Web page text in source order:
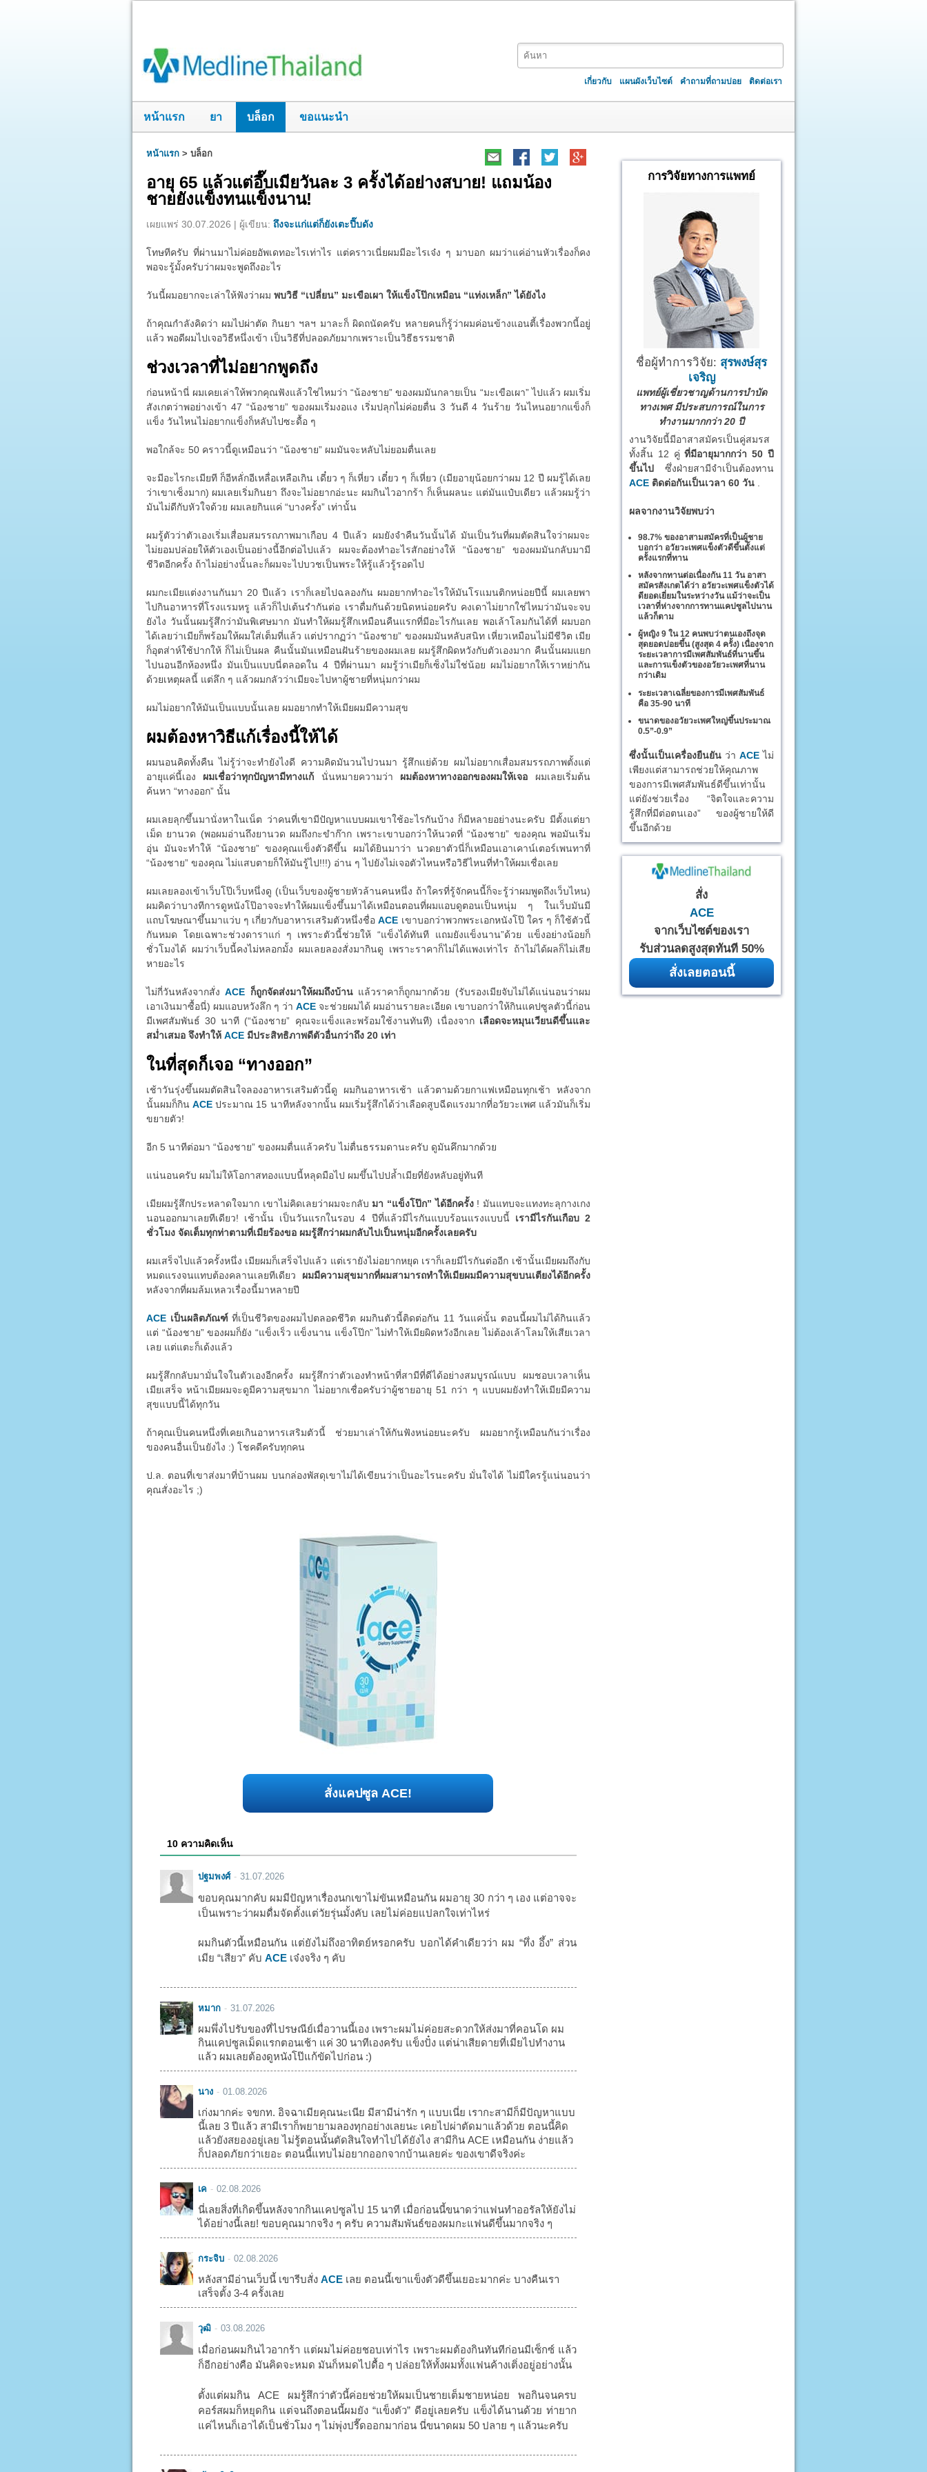
เกี่ยวกับ แผนผังเว็บไซต์ คำถามที่ถามบ่อย ติดต่อเรา
หน้าแรก ยา บล็อก ขอแนะนำ
หน้าแรก > บล็อก
อายุ 65 แล้วแต่อึ๊บเมียวันละ 3 ครั้งได้อย่างสบาย! แถมน้อง
ชายยังแข็งทนแข็งนาน!
เผยแพร่ 30.07.2026 | ผู้เขียน: ถึงจะแก่แต่ก็ยังเตะปี๊บดัง
โทษทีครับ ที่ผ่านมาไม่ค่อยอัพเดทอะไรเท่าไร แต่คราวเนี่ยผมมีอะไรเจ๋ง ๆ มาบอก ผมว่าแค่อ่านหัวเรื่องก็คง
พอจะรู้มั้งครับว่าผมจะพูดถึงอะไร
วันนี้ผมอยากจะเล่าให้ฟังว่าผม พบวิธี “เปลี่ยน” มะเขือเผา ให้แข็งโป๊กเหมือน “แท่งเหล็ก” ได้ยังไง
ถ้าคุณกำลังคิดว่า ผมไปผ่าตัด กินยา ฯลฯ มาละก็ ผิดถนัดครับ หลายคนก็รู้ว่าผมค่อนข้างแอนตี้เรื่องพวกนี้อยู่
แล้ว พอดีผมไปเจอวิธีหนึ่งเข้า เป็นวิธีที่ปลอดภัยมากเพราะเป็นวิธีธรรมชาติ
ช่วงเวลาที่ไม่อยากพูดถึง
ก่อนหน้านี่ ผมเคยเล่าให้พวกคุณฟังแล้วใช่ไหมว่า “น้องชาย” ของผมมันกลายเป็น “มะเขือเผา” ไปแล้ว ผมเริ่ม
สังเกตว่าพอย่างเข้า 47 “น้องชาย” ของผมเริ่มงอแง เริ่มปลุกไม่ค่อยตื่น 3 วันดี 4 วันร้าย วันไหนอยากแข็งก็
แข็ง วันไหนไม่อยากแข็งก็หลับไปซะดื้อ ๆ
พอใกล้จะ 50 คราวนี้ดูเหมือนว่า “น้องชาย” ผมมันจะหลับไม่ยอมตื่นเลย
จะมีอะไรกะเมียที ก็อีหลั่กอีเหลื่อเหลือเกิน เดี๋ยว ๆ ก็เหี่ยว เดี๋ยว ๆ ก็เหี่ยว (เมียอายุน้อยกว่าผม 12 ปี ผมรู้ได้เลย
ว่าเขาเซ็งมาก) ผมเลยเริ่มกินยา ถึงจะไม่อยากอ่ะนะ ผมกินไวอากร้า ก็เห็นผลนะ แต่มันแป๋บเดียว แล้วผมรู้ว่า
มันไม่ดีกับหัวใจด้วย ผมเลยกินแค่ “บางครั้ง” เท่านั้น
ผมรู้ตัวว่าตัวเองเริ่มเสื่อมสมรรถภาพมาเกือบ 4 ปีแล้ว ผมยังจำคืนวันนั้นได้ มันเป็นวันที่ผมตัดสินใจว่าผมจะ
ไม่ยอมปล่อยให้ตัวเองเป็นอย่างนี้อีกต่อไปแล้ว ผมจะต้องทำอะไรสักอย่างให้ “น้องชาย” ของผมมันกลับมามี
ชีวิตอีกครั้ง ถ้าไม่อย่างนั้นละก็ผมจะไปบวชเป็นพระให้รู้แล้วรู้รอดไป
ผมกะเมียแต่งงานกันมา 20 ปีแล้ว เราก็เลยไปฉลองกัน ผมอยากทำอะไรให้มันโรแมนติกหน่อยปีนี้ ผมเลยพา
ไปกินอาหารที่โรงแรมหรู แล้วก็ไปเต้นรำกันต่อ เราดื่มกันด้วยนิดหน่อยครับ คงเดาไม่ยากใช่ไหมว่ามันจะจบ
ยังไง วันนั้นผมรู้สึกว่ามันพิเศษมาก มันทำให้ผมรู้สึกเหมือนคืนแรกที่มีอะไรกันเลย พอเล้าโลมกันได้ที่ ผมบอก
ได้เลยว่าเมียก็พร้อมให้ผมใส่เต็มที่แล้ว แต่ปรากฏว่า “น้องชาย” ของผมมันหลับสนิท เหี่ยวเหมือนไม่มีชีวิต เมีย
ก็อุตส่าห์ใช้ปากให้ ก็ไม่เป็นผล คืนนั้นมันเหมือนฝันร้ายของผมเลย ผมรู้สึกผิดหวังกับตัวเองมาก คืนนั้นผมแยก
ไปนอนอีกห้องหนึ่ง มันเป็นแบบนี่ตลอดใน 4 ปีที่ผ่านมา ผมรู้ว่าเมียก็เซ็งไม่ใช่น้อย ผมไม่อยากให้เราหย่ากัน
ด้วยเหตุผลนี้ แต่ลึก ๆ แล้วผมกลัวว่าเมียจะไปหาผู้ชายที่หนุ่มกว่าผม
ผมไม่อยากให้มันเป็นแบบนั้นเลย ผมอยากทำให้เมียผมมีความสุข
ผมต้องหาวิธีแก้เรื่องนี้ให้ได้
ผมนอนคิดทั้งคืน ไม่รู้ว่าจะทำยังไงดี ความคิดมันวนไปวนมา รู้สึกแย่ด้วย ผมไม่อยากเสื่อมสมรรถภาพตั้งแต่
อายุแค่นี้เอง ผมเชื่อว่าทุกปัญหามีทางแก้ นั่นหมายความว่า ผมต้องหาทางออกของผมให้เจอ ผมเลยเริ่มต้น
ค้นหา “ทางออก” นั้น
ผมเลยลุกขึ้นมานั่งหาในเน็ต ว่าคนที่เขามีปัญหาแบบผมเขาใช้อะไรกันบ้าง ก็มีหลายอย่างนะครับ มีตั้งแต่ยา
เม็ด ยานวด (พอผมอ่านถึงยานวด ผมถึงกะขำก๊าก เพราะเขาบอกว่าให้นวดที่ “น้องชาย” ของคุณ พอมันเริ่ม
อุ่น มันจะทำให้ “น้องชาย” ของคุณแข็งตัวดีขึ้น ผมได้ยินมาว่า นวดยาตัวนี่ก็เหมือนเอาเคาน์เตอร์เพนทาที่
“น้องชาย” ของคุณ ไม่แสบตายก็ให้มันรู้ไป!!!) อ่าน ๆ ไปยังไม่เจอตัวไหนหรือวิธีไหนที่ทำให้ผมเชื่อเลย
ผมเลยลองเข้าเว็บโป๊เว็บหนึ่งดู (เป็นเว็บของผู้ชายหัวล้านคนหนึ่ง ถ้าใครที่รู้จักคนนี้ก็จะรู้ว่าผมพูดถึงเว็บไหน)
ผมคิดว่าบางทีการดูหนังโป๊อาจจะทำให้ผมแข็งขึ้นมาได้เหมือนตอนที่ผมแอบดูตอนเป็นหนุ่ม ๆ ในเว็บมันมี
แถบโฆษณาขึ้นมาแว่บ ๆ เกี่ยวกับอาหารเสริมตัวหนึ่งชื่อACE เขาบอกว่าพวกพระเอกหนังโป๊ ใคร ๆ ก็ใช้ตัวนี้
กันหมด โดยเฉพาะช่วงดาราแก่ ๆ เพราะตัวนี้ช่วยให้ “แข็งได้ทันที แถมยังแข็งนาน”ด้วย แข็งอย่างน้อยก็
ชั่วโมงได้ ผมว่าเว็บนี้คงไม่หลอกมั้ง ผมเลยลองสั่งมากินดู เพราะราคาก็ไม่ได้แพงเท่าไร ถ้าไม่ได้ผลก็ไม่เสีย
หายอะไร
ไม่กี่วันหลังจากสั่งACE ก็ถูกจัดส่งมาให้ผมถึงบ้าน แล้วราคาก็ถูกมากด้วย (รับรองเมียจับไม่ได้แน่นอนว่าผม
เอาเงินมาซื้อนี่) ผมแอบหวังลึก ๆ ว่า ACEจะช่วยผมได้ ผมอ่านรายละเอียด เขาบอกว่าให้กินแคปซูลตัวนี้ก่อน
มีเพศสัมพันธ์ 30 นาที (“น้องชาย” คุณจะแข็งและพร้อมใช้งานทันที) เนื่องจาก เลือดจะหมุนเวียนดีขึ้นและ
สม่ำเสมอ จึงทำให้ ACEมีประสิทธิภาพดีตัวอื่นกว่าถึง 20 เท่า
ในที่สุดก็เจอ “ทางออก”
เช้าวันรุ่งขึ้นผมตัดสินใจลองอาหารเสริมตัวนี้ดู ผมกินอาหารเช้า แล้วตามด้วยกาแฟเหมือนทุกเช้า หลังจาก
นั้นผมก็กินACE ประมาณ 15 นาทีหลังจากนั้น ผมเริ่มรู้สึกได้ว่าเลือดสูบฉีดแรงมากที่อวัยวะเพศ แล้วมันก็เริ่ม
ขยายตัว!
อีก 5 นาทีต่อมา “น้องชาย” ของผมตื่นแล้วครับ ไม่ตื่นธรรมดานะครับ ดูมันคึกมากด้วย
แน่นอนครับ ผมไม่ให้โอกาสทองแบบนี้หลุดมือไป ผมขึ้นไปปล้ำเมียที่ยังหลับอยู่ทันที
เมียผมรู้สึกประหลาดใจมาก เขาไม่คิดเลยว่าผมจะกลับ มา “แข็งโป๊ก” ได้อีกครั้ง ! มันแทบจะแทงทะลุกางเกง
นอนออกมาเลยทีเดียว! เช้านั้น เป็นวันแรกในรอบ 4 ปีที่แล้วมีไรกันแบบร้อนแรงแบบนี้ เรามีไรกันเกือบ 2
ชั่วโมง จัดเต็มทุกท่าตามที่เมียร้องขอ ผมรู้สึกว่าผมกลับไปเป็นหนุ่มอีกครั้งเลยครับ
ผมเสร็จไปแล้วครั้งหนึ่ง เมียผมก็เสร็จไปแล้ว แต่เรายังไม่อยากหยุด เราก็เลยมีไรกันต่ออีก เช้านั้นเมียผมถึงกับ
หมดแรงจนแทบต้องคลานเลยทีเดียว ผมมีความสุขมากที่ผมสามารถทำให้เมียผมมีความสุขบนเตียงได้อีกครั้ง
หลังจากที่ผมล้มเหลวเรื่องนี้มาหลายปี
ACEเป็นผลิตภัณฑ์ที่เป็นชีวิตของผมไปตลอดชีวิต ผมกินตัวนี้ติดต่อกัน 11 วันแค่นั้น ตอนนี้ผมไม่ได้กินแล้ว
แต่ “น้องชาย” ของผมก็ยัง “แข็งเร็ว แข็งนาน แข็งโป๊ก” ไม่ทำให้เมียผิดหวังอีกเลย ไม่ต้องเล้าโลมให้เสียเวลา
เลย แต่แตะก็เด้งแล้ว
ผมรู้สึกกลับมามั่นใจในตัวเองอีกครั้ง ผมรู้สึกว่าตัวเองทำหน้าที่สามีที่ดีได้อย่างสมบูรณ์แบบ ผมชอบเวลาเห็น
เมียเสร็จ หน้าเมียผมจะดูมีความสุขมาก ไม่อยากเชื่อครับว่าผู้ชายอายุ 51 กว่า ๆ แบบผมยังทำให้เมียมีความ
สุขแบบนี้ได้ทุกวัน
ถ้าคุณเป็นคนหนึ่งที่เคยเกินอาหารเสริมตัวนี้ ช่วยมาเล่าให้กันฟังหน่อยนะครับ ผมอยากรู้เหมือนกันว่าเรื่อง
ของคนอื่นเป็นยังไง :) โชคดีครับทุกคน
ป.ล. ตอนที่เขาส่งมาที่บ้านผม บนกล่องพัสดุเขาไม่ได้เขียนว่าเป็นอะไรนะครับ มั่นใจได้ ไม่มีใครรู้แน่นอนว่า
คุณสั่งอะไร ;)
สั่งแคปซูล ACE!
10 ความคิดเห็น
ปฐมพงศ์ 31.07.2026
ขอบคุณมากคับ ผมมีปัญหาเรื่องนกเขาไม่ขันเหมือนกัน ผมอายุ 30 กว่า ๆ เอง แต่อาจจะ
เป็นเพราะว่าผมดื่มจัดตั้งแต่วัยรุ่นมั้งคับ เลยไม่ค่อยแปลกใจเท่าไหร่
ผมกินตัวนี้เหมือนกัน แต่ยังไม่ถึงอาทิตย์หรอกครับ บอกได้คำเดียวว่า ผม “ทึ่ง อึ้ง” ส่วน
เมีย “เสียว” คับ ACEเจ๋งจริง ๆ คับ
หมาก 31.07.2026
ผมพึ่งไปรับของที่ไปรษณีย์เมื่อวานนี้เอง เพราะผมไม่ค่อยสะดวกให้ส่งมาที่คอนโด ผม
กินแคปซูลเม็ดแรกตอนเช้า แค่ 30 นาทีเองครับ แข็งปั๋ง แต่น่าเสียดายที่เมียไปทำงาน
แล้ว ผมเลยต้องดูหนังโป๊แก้ขัดไปก่อน :)
นาง 01.08.2026
เก่งมากค่ะ จขกท. อิจฉาเมียคุณนะเนีย มีสามีน่ารัก ๆ แบบเนี่ย เรากะสามีก็มีปัญหาแบบ
นี้เลย 3 ปีแล้ว สามีเราก็พยายามลองทุกอย่างเลยนะ เคยไปผ่าตัดมาแล้วด้วย ตอนนี้คิด
แล้วยังสยองอยู่เลย ไม่รู้ตอนนั้นตัดสินใจทำไปได้ยังไง สามีกิน ACE เหมือนกัน ง่ายแล้ว
ก็ปลอดภัยกว่าเยอะ ตอนนี้แทบไม่อยากออกจากบ้านเลยค่ะ ของเขาดีจริงค่ะ
เค 02.08.2026
นี่เลยสิ่งที่เกิดขึ้นหลังจากกินแคปซูลไป 15 นาที เมื่อก่อนนี้ขนาดว่าแฟนทำออรัลให้ยังไม่
ได้อย่างนี้เลย! ขอบคุณมากจริง ๆ ครับ ความสัมพันธ์ของผมกะแฟนดีขึ้นมากจริง ๆ
กระจิบ 02.08.2026
หลังสามีอ่านเว็บนี้ เขารีบสั่ง ACEเลย ตอนนี้เขาแข็งตัวดีขึ้นเยอะมากค่ะ บางคืนเรา
เสร็จตั้ง 3-4 ครั้งเลย
วุฒิ 03.08.2026
เมื่อก่อนผมกินไวอากร้า แต่ผมไม่ค่อยชอบเท่าไร เพราะผมต้องกินทันทีก่อนมีเซ็กซ์ แล้ว
ก็อีกอย่างคือ มันคิดจะหมด มันก็หมดไปดื้อ ๆ ปล่อยให้ทั้งผมทั้งแฟนค้างเติ่งอยู่อย่างนั้น
ตั้งแต่ผมกิน ACE ผมรู้สึกว่าตัวนี้ค่อยช่วยให้ผมเป็นชายเต็มชายหน่อย พอกินจนครบ
คอร์สผมก็หยุดกิน แต่จนถึงตอนนี้ผมยัง “แข็งตัว” ดีอยู่เลยครับ แข็งได้นานด้วย ท่ายาก
แค่ไหนก็เอาได้เป็นชั่วโมง ๆ ไม่พุ่งปรี๊ดออกมาก่อน นี่ขนาดผม 50 ปลาย ๆ แล้วนะครับ
การวิจัยทางการแพทย์
ชื่อผู้ทำการวิจัย: สุรพงษ์สุร
เจริญ
แพทย์ผู้เชี่ยวชาญด้านการบำบัด
ทางเพศ มีประสบการณ์ในการ
ทำงานมากกว่า 20 ปี
งานวิจัยนี้มีอาสาสมัครเป็นคู่สมรส
ทั้งสิ้น 12 คู่ที่มีอายุมากกว่า 50 ปี
ขึ้นไป ซึ่งฝ่ายสามีจำเป็นต้องทาน
ACE ติดต่อกันเป็นเวลา 60 วัน
ผลจากงานวิจัยพบว่า
98.7% ของอาสามสมัครที่เป็นผู้ชาย
บอกว่า อวัยวะเพศแข็งตัวดีขึ้นตั้งแต่
ครั้งแรกที่ทาน
หลังจากทานต่อเนื่องกัน 11 วัน อาสา
สมัครสังเกตได้ว่า อวัยวะเพศแข็งตัวได้
ดียอดเยี่ยมในระหว่างวัน แม้ว่าจะเป็น
เวลาที่ห่างจากการทานแคปซูลไปนาน
แล้วก็ตาม
ผู้หญิง 9 ใน 12 คนพบว่าตนเองถึงจุด
สุดยอดบ่อยขึ้น (สูงสุด 4 ครั้ง) เนื่องจาก
ระยะเวลาการมีเพศสัมพันธ์ที่นานขึ้น
และการแข็งตัวของอวัยวะเพศที่นาน
กว่าเดิม
ระยะเวลาเฉลี่ยของการมีเพศสัมพันธ์
คือ 35-90 นาที
ขนาดของอวัยวะเพศใหญ่ขึ้นประมาณ
0.5”-0.9”
ซึ่งนั้นเป็นเครื่องยืนยัน ว่า ACE ไม่
เพียงแต่สามารถช่วยให้คุณภาพ
ของการมีเพศสัมพันธ์ดีขึ้นเท่านั้น
แต่ยังช่วยเรื่อง “จิตใจและความ
รู้สึกที่มีต่อตนเอง” ของผู้ชายให้ดี
ขึ้นอีกด้วย
สั่ง
ACE
จากเว็บไซต์ของเรา
รับส่วนลดสูงสุดทันที 50%
สั่งเลยตอนนี้